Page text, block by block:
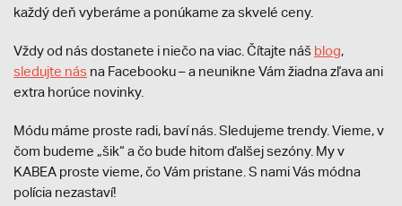
každý deň vyberáme a ponúkame za skvelé ceny.
Vždy od nás dostanete i niečo na viac. Čítajte náš blog,
sledujte nás na Facebooku – a neunikne Vám žiadna zľava ani
extra horúce novinky.
Módu máme proste radi, baví nás. Sledujeme trendy. Vieme, v
čom budeme „šik“ a čo bude hitom ďalšej sezóny. My v
KABEA proste vieme, čo Vám pristane. S nami Vás módna
polícia nezastaví!